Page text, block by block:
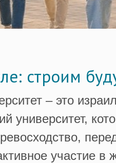
строим
– это
университет,
участие в